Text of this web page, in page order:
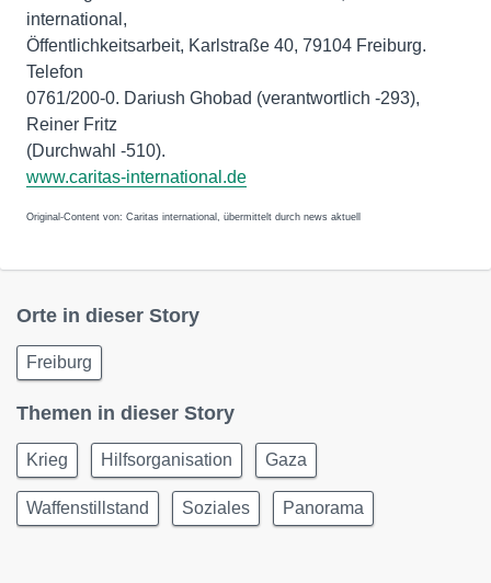
international,
Öffentlichkeitsarbeit, Karlstraße 40, 79104 Freiburg.
Telefon
0761/200-0. Dariush Ghobad (verantwortlich -293),
Reiner Fritz
(Durchwahl -510).
www.caritas-international.de
Original-Content von: Caritas international, übermittelt durch news aktuell
Orte in dieser Story
Freiburg
Themen in dieser Story
Krieg Hilfsorganisation Gaza
Waffenstillstand Soziales Panorama